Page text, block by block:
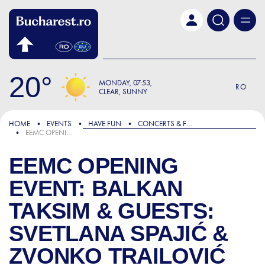
20 MONDAY 07:53
CLEAR, SUNNY
RO
HOME EVENTS HAVE FUN
CONCERTS & FESTIVALS
EEMC OPENING EVENT: BALKAN TAKSIM & GUESTS: SVETLANA SPAJIĆ & ZVONKO TRAILOVIĆ
EEMC OPENING
EVENT: BALKAN
TAKSIM & GUESTS:
SVETLANA SPAJIĆ &
ZVONKO TRAILOVIĆ